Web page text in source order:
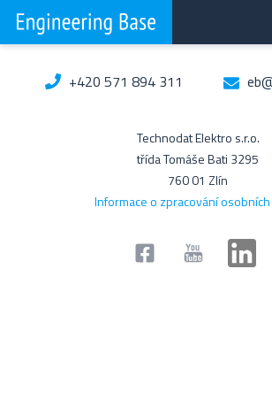
+420 571 894 311
Technodat Elektro s.r.o.
třída Tomáše Bati 3295
760 01 Zlín
Informace o zpracování